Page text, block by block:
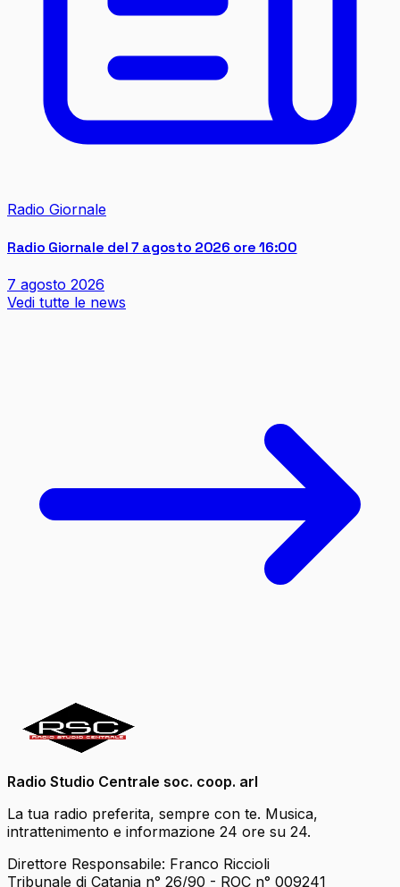
Radio Giornale
Radio Giornale del 7 agosto 2026 ore 16:00
7 agosto 2026
Vedi tutte le news
Radio Studio Centrale soc. coop. arl
La tua radio preferita, sempre con te. Musica,
intrattenimento e informazione 24 ore su 24.
Direttore Responsabile: Franco Riccioli
Tribunale di Catania n° 26/90 - ROC n° 009241